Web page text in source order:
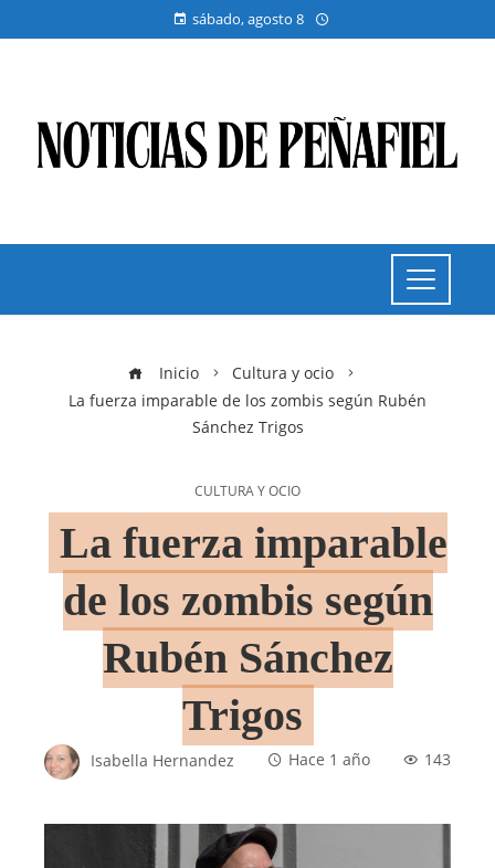
sábado, agosto 8
Inicio
Cultura y ocio
La fuerza imparable de los zombis según Rubén
Sánchez Trigos
CULTURA Y OCIO
La fuerza imparable
de los zombis según
Rubén Sánchez
Trigos
Isabella Hernandez Hace 1 año 143